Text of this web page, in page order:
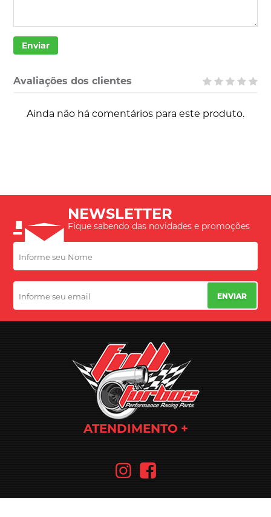
Enviar
Avaliações dos clientes
Ainda não há comentários para este produto.
NEWSLETTER
Fique sabendo das novidades e promoções
ENVIAR
ATENDIMENTO